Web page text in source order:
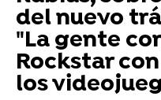
del nuevo
"La gente
Rockstar
los